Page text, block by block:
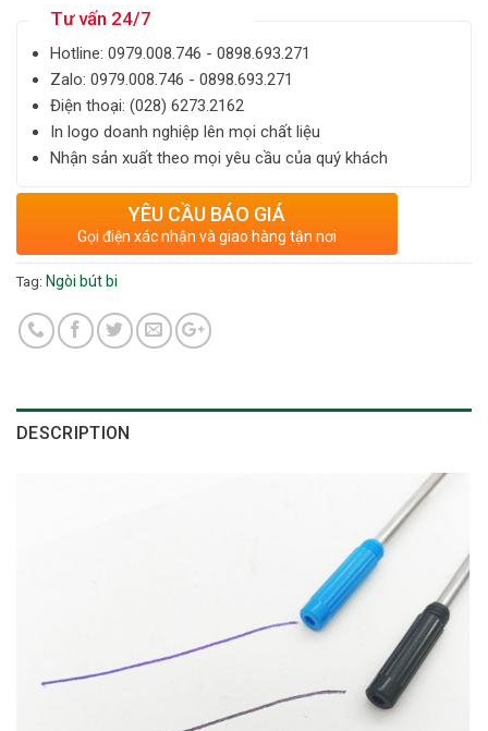
Tư vấn 24/7
Hotline: ‎0979.008.746 - 0898.693.271
Zalo: ‎‎0979.008.746 - 0898.693.271
Điện thoại: ‎(028) 6273.2162
In logo doanh nghiệp lên mọi chất liệu
Nhận sản xuất theo mọi yêu cầu của quý khách
YÊU CẦU BÁO GIÁ
Gọi điện xác nhận và giao hàng tận nơi
Tag: Ngòi bút bi
DESCRIPTION